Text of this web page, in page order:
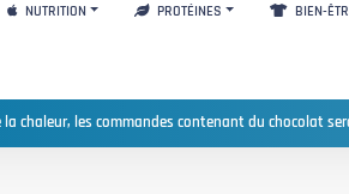
NUTRITION PROTÉINES BIEN-
chaleur, les commandes contenant du chocolat